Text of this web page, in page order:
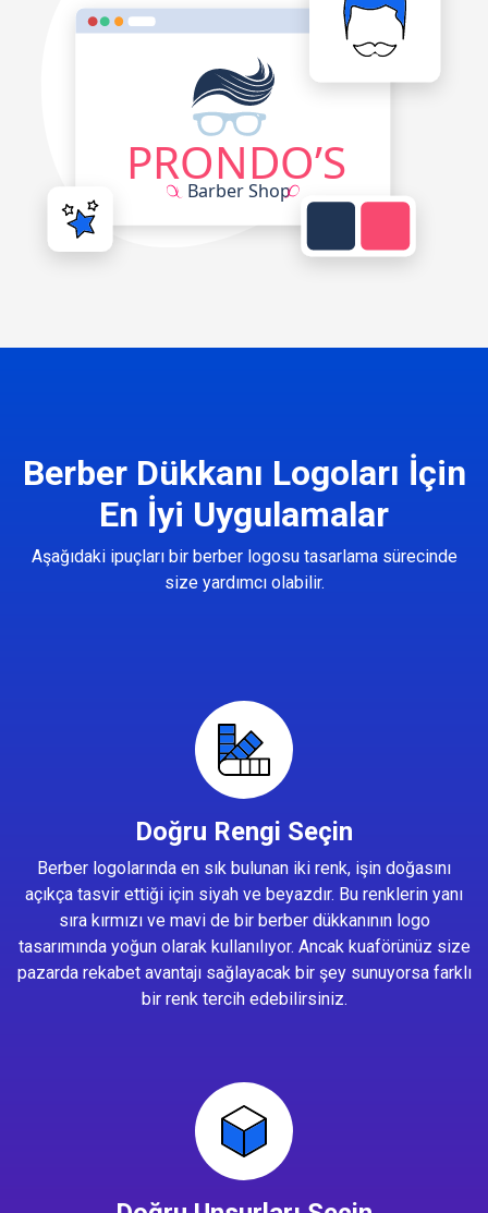
Berber Dükkanı Logoları İçin
En İyi Uygulamalar
Aşağıdaki ipuçları bir berber logosu tasarlama sürecinde
size yardımcı olabilir.
Doğru Rengi Seçin
Berber logolarında en sık bulunan iki renk, işin doğasını
açıkça tasvir ettiği için siyah ve beyazdır. Bu renklerin yanı
sıra kırmızı ve mavi de bir berber dükkanının logo
tasarımında yoğun olarak kullanılıyor. Ancak kuaförünüz size
pazarda rekabet avantajı sağlayacak bir şey sunuyorsa farklı
bir renk tercih edebilirsiniz.